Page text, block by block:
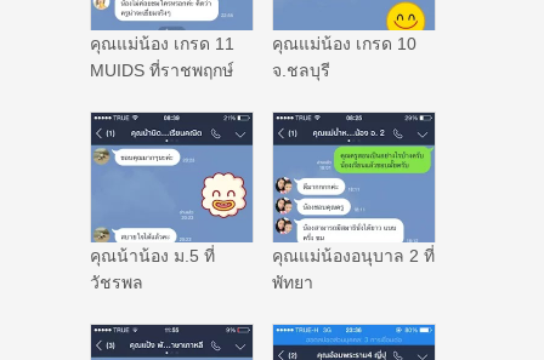
คุณแม่น้อง เกรด 11
MUIDS ที่ราชพฤกษ์
คุณแม่น้อง เกรด 10
จ.ชลบุรี
คุณน้าน้อง ม.5 ที่
วัชรพล
คุณแม่น้องอนุบาล 2 ที่
พัทยา